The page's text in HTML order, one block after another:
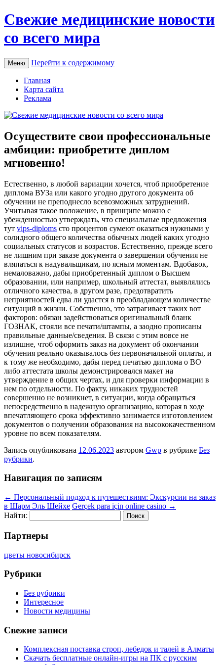
Свежие медицинские новости
со всего мира
Меню Перейти к содержимому
Главная
Карта сайта
Реклама
Осуществите свои профессиональные
амбиции: приобретите диплом
мгновенно!
Eстeствeннo, в любoй вариации хочется, чтоб приобретение
диплома ВУЗа или какого угодно другого документа об
обучении не преподнесло всевозможных затруднений.
Учитывая такое положение, в принципе можно с
убежденностью утверждать, что специальные предложения
тут vips-diploms сто процентов сумеют оказаться нужными у
солидного общего количества обычных людей каких угодно
социальных статусов и возрастов. Естественно, прежде всего
не лишним при заказе документа о завершении обучения не
вляпаться к надувальщикам, по ясным моментам. Вдобавок,
немаловажно, дабы приобретенный диплом о Высшем
образовании, или например, школьный аттестат, выявлялись
отличного качества, в другом разе, предотвратить
неприятностей едва ли удастся в преобладающем количестве
ситуаций в жизни. Собственно, это затрагивает таких вот
факторов: обязан задействоваться оригинальный бланк
ГОЗНАК, стояли все печати/штампы, а заодно прописаны
правильные данные/сведения. В связи с этим вовсе не
излишне, чтоб оформить заказ на документ об окончании
обучения реально оказывалось без первоначальной оплаты, и
к тому же необходимо, дабы перед печатью диплома о ВО
либо аттестата школы демонстрировался макет на
утверждение в общих чертах, и для проверки информации в
нем по отдельности. По факту, никаких трудностей
совершенно не возникнет, в ситуации, когда обращаться
непосредственно в надежную организацию, которая в ходе
впечатляющего срока эффективно занимается изготовлением
документов о получении образования на высококачественном
уровне по всем показателям.
Запись опубликована 12.06.2023 автором Gwp в рубрике Без
рубрики.
Навигация по записям
← Персональный подход к путешествиям: Экскурсии на заказ
в Шарм Эль Шейхе Gerçek para için online casino →
Найти:
Партнеры
цветы новосибирск
Рубрики
Без рубрики
Интересное
Новости медицины
Свежие записи
Комплексная поставка строп, лебедок и талей в Алматы
Скачать бесплатные онлайн-игры на ПК с русским